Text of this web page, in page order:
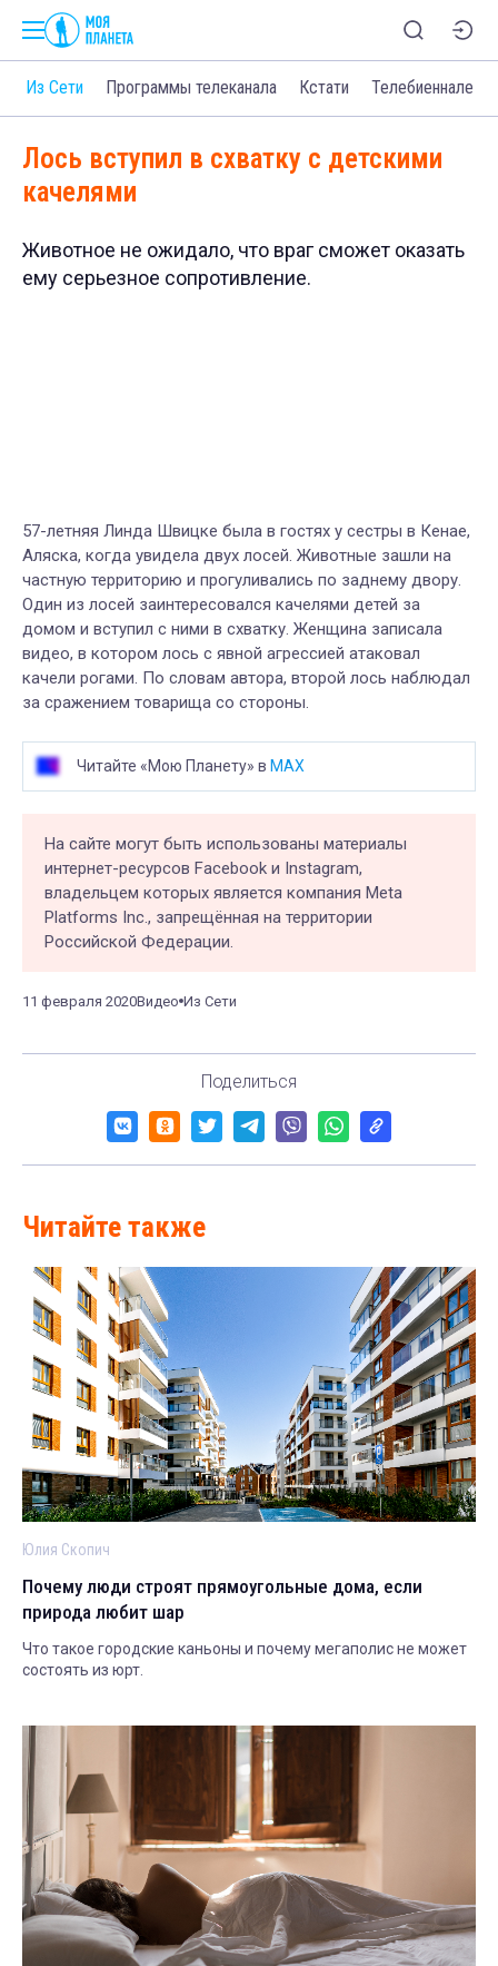
Из Сети Программы телеканала Кстати Телебиеннале
Лось вступил в схватку с детскими
качелями
Животное не ожидало, что враг сможет оказать
ему серьезное сопротивление.
57-летняя Линда Швицке была в гостях у сестры в Кенае,
Аляска, когда увидела двух лосей. Животные зашли на
частную территорию и прогуливались по заднему двору.
Один из лосей заинтересовался качелями детей за
домом и вступил с ними в схватку. Женщина записала
видео, в котором лось с явной агрессией атаковал
качели рогами. По словам автора, второй лось наблюдал
за сражением товарища со стороны.
Читайте «Мою Планету» в MAX
На сайте могут быть использованы материалы
интернет-ресурсов Facebook и Instagram,
владельцем которых является компания Meta
Platforms Inc., запрещённая на территории
Российской Федерации.
11 февраля 2020Видео Из Сети
Поделиться
Читайте также
Юлия Скопич
Почему люди строят прямоугольные дома, если
природа любит шар
Что такое городские каньоны и почему мегаполис не может
состоять из юрт.